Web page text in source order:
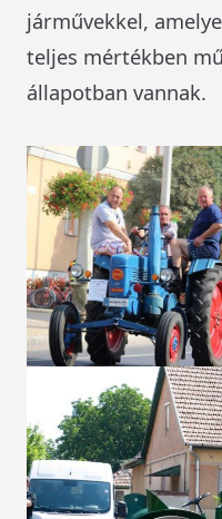
járművekkel,
teljes mértékben
állapotban vannak.